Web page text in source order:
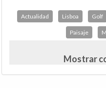
Actualidad Lisboa Golf
Paisaje
Mostrar